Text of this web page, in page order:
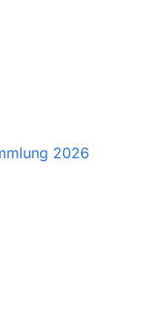
2026